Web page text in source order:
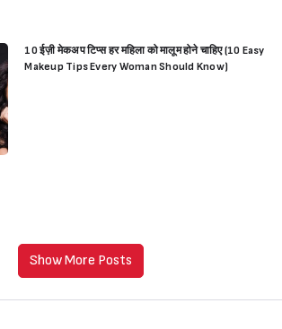
10 ईज़ी मेकअप टिप्स हर महिला को मालूम होने चाहिए (10 Easy
Makeup Tips Every Woman Should Know)
Show More Posts